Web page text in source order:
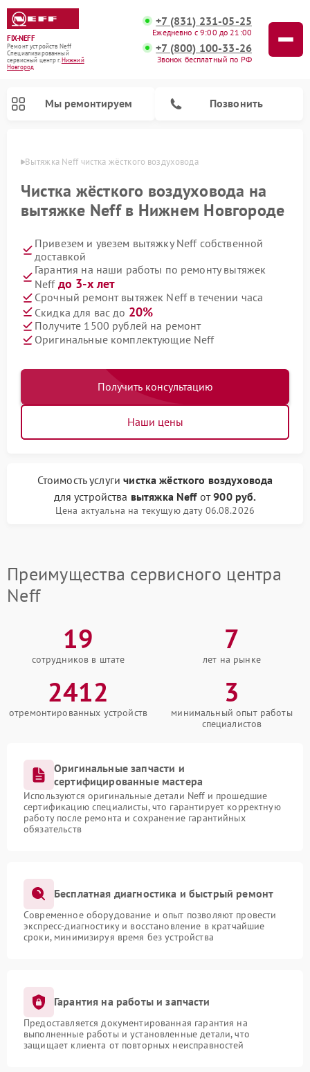
FIX-NEFF
Ремонт устройств Neff
Специализированный
cервисный центр г.Нижний
Новгород
+7 (831) 231-05-25
Ежедневно с 9:00 до 21:00
+7 (800) 100-33-26
Звонок бесплатный по РФ
Мы ремонтируем Позвонить
Вытяжка Neff чистка жёсткого воздуховода
Чистка жёсткого воздуховода на
вытяжке Neff в Нижнем Новгороде
Привезем и увезем вытяжку Neff собственной
доставкой
Гарантия на наши работы по ремонту вытяжек
Neff до 3-х лет
Срочный ремонт вытяжек Neff в течении часа
Скидка для вас до 20%
Получите 1500 рублей на ремонт
Оригинальные комплектующие Neff
Получить консультацию
Наши цены
Стоимость услугичистка жёсткого воздуховода
для устройства вытяжка Neffот900 руб.
Цена актуальна на текущую дату 06.08.2026
Преимущества сервисного центра
Neff
19
сотрудников в штате
7
лет на рынке
2412
отремонтированных устройств
3
минимальный опыт работы
специалистов
Оригинальные запчасти и
сертифицированные мастера
Используются оригинальные детали Neff и прошедшие
сертификацию специалисты, что гарантирует корректную
работу после ремонта и сохранение гарантийных
обязательств
Бесплатная диагностика и быстрый ремонт
Современное оборудование и опыт позволяют провести
экспресс-диагностику и восстановление в кратчайшие
сроки, минимизируя время без устройства
Гарантия на работы и запчасти
Предоставляется документированная гарантия на
выполненные работы и установленные детали, что
защищает клиента от повторных неисправностей